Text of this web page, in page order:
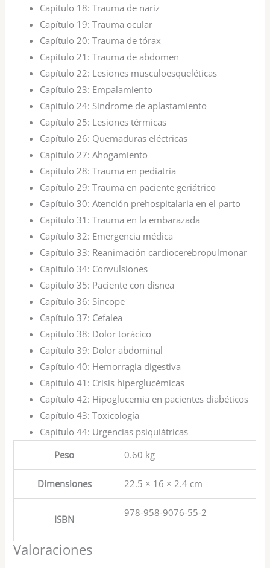
Capítulo 18:Trauma de nariz
Capítulo 19:Trauma ocular
Capítulo 20:Trauma de tórax
Capítulo 21:Trauma de abdomen
Capítulo 22: Lesiones musculoesqueléticas
Capítulo 23: Empalamiento
Capítulo 24: Síndrome de aplastamiento
Capítulo 25: Lesiones térmicas
Capítulo 26: Quemaduras eléctricas
Capítulo 27:Ahogamiento
Capítulo 28:Trauma en pediatría
Capítulo 29:Trauma en paciente geriátrico
Capítulo 30:Atención prehospitalaria en el parto
Capítulo 31:Trauma en la embarazada
Capítulo 32: Emergencia médica
Capítulo 33: Reanimación cardiocerebropulmonar
Capítulo 34: Convulsiones
Capítulo 35: Paciente con disnea
Capítulo 36: Síncope
Capítulo 37: Cefalea
Capítulo 38: Dolor torácico
Capítulo 39: Dolor abdominal
Capítulo 40: Hemorragia digestiva
Capítulo 41: Crisis hiperglucémicas
Capítulo 42: Hipoglucemia en pacientes diabéticos
Capítulo 43:Toxicología
Capítulo 44: Urgencias psiquiátricas
Peso
0.60 kg
Dimensiones 22.5 × 16 × 2.4 cm
ISBN
978-958-9076-55-2
Valoraciones